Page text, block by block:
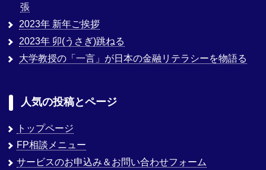
張
2023年 新年ご挨拶
2023年 卯(うさぎ)跳ねる
大学教授の「一言」が日本の金融リテラシーを物語る
人気の投稿とページ
トップページ
FP相談メニュー
サービスのお申込み＆お問い合わせフォーム